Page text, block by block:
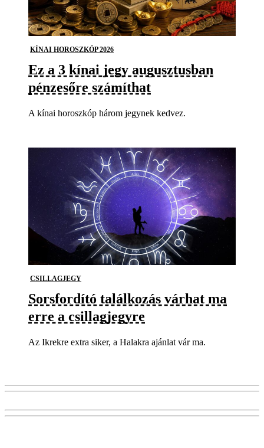
KÍNAI HOROSZKÓP 2026
Ez a 3 kínai jegy augusztusban
pénzesőre számíthat
A kínai horoszkóp három jegynek kedvez.
CSILLAGJEGY
Sorsfordító találkozás várhat ma
erre a csillagjegyre
Az Ikrekre extra siker, a Halakra ajánlat vár ma.